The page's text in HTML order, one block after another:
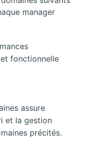
manager
fonctionnelle
assure
et la gestion
précités.